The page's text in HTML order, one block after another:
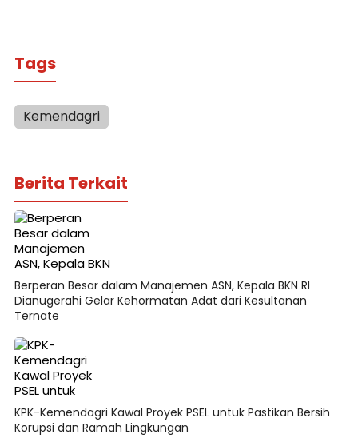
Tags
Kemendagri
Berita Terkait
Berperan Besar dalam Manajemen ASN, Kepala BKN RI
Dianugerahi Gelar Kehormatan Adat dari Kesultanan
Ternate
KPK-Kemendagri Kawal Proyek PSEL untuk Pastikan Bersih
Korupsi dan Ramah Lingkungan